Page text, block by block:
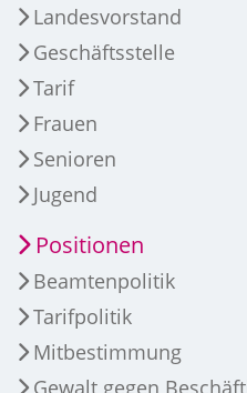
Landesvorstand
Geschäftsstelle
Tarif
Frauen
Senioren
Jugend
Positionen
Beamtenpolitik
Tarifpolitik
Mitbestimmung
Gewalt gegen